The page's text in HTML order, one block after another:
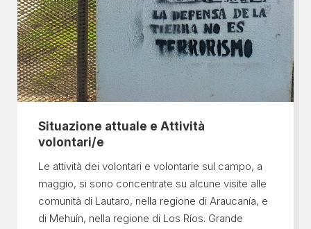
Situazione attuale e Attività
volontari/e
Le attività dei volontari e volontarie sul campo, a
maggio, si sono concentrate su alcune visite alle
comunità di Lautaro, nella regione di Araucanía, e
di Mehuín, nella regione di Los Ríos. Grande